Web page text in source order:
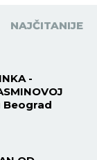
NAJČITANIJE
-
Beograd